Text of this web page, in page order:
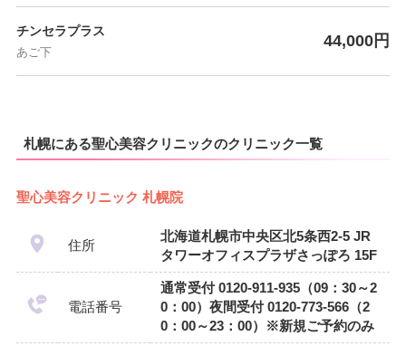
チンセラプラス
あご下
44,000円
札幌にある聖心美容クリニックのクリニック一覧
聖心美容クリニック 札幌院
住所
北海道札幌市中央区北5条西2-5 JR
タワーオフィスプラザさっぽろ 15F
電話番号
通常受付 0120-911-935（09：30～2
0：00）夜間受付 0120-773-566（2
0：00～23：00）※新規ご予約のみ